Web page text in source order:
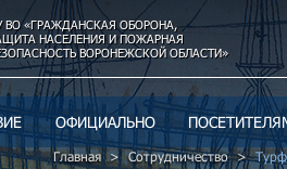
ВО «ГРАЖДАНСКАЯ ОБОРОНА,
НАСЕЛЕНИЯ И ПОЖАРНАЯ
ВОРОНЕЖСКОЙ ОБЛАСТИ»
ОФИЦИАЛЬНО
Главная Сотрудничество